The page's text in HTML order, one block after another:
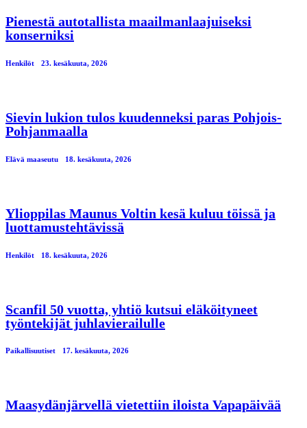
Pienestä autotallista maailmanlaajuiseksi
konserniksi
Henkilöt 23. kesäkuuta, 2026
Sievin lukion tulos kuudenneksi paras Pohjois-
Pohjanmaalla
Elävä maaseutu 18. kesäkuuta, 2026
Ylioppilas Maunus Voltin kesä kuluu töissä ja
luottamustehtävissä
Henkilöt 18. kesäkuuta, 2026
Scanfil 50 vuotta, yhtiö kutsui eläköityneet
työntekijät juhlavierailulle
Paikallisuutiset 17. kesäkuuta, 2026
Maasydänjärvellä vietettiin iloista Vapapäivää